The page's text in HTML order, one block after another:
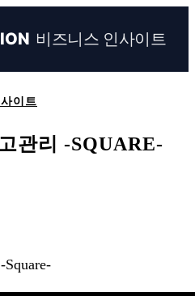
비즈니스 인사이트
이트
관리 -SQUARE-